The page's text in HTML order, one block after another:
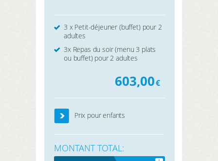
3 x Petit-déjeuner (buffet) pour 2
adultes
3x Repas du soir (menu 3 plats
ou buffet) pour 2 adultes
603,00€
Prix pour enfants
MONTANT TOTAL: